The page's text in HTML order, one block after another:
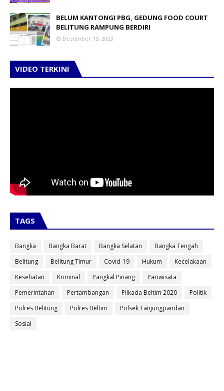
BELUM KANTONGI PBG, GEDUNG FOOD COURT
BELITUNG RAMPUNG BERDIRI
Desember 15, 2023
VIDEO TERKINI
TAGS
Bangka Bangka Barat Bangka Selatan
Bangka Tengah
Belitung
Belitung Timur Covid-19 Hukum
Kecelakaan
Kesehatan
Kriminal Pangkal Pinang
Pariwisata
Pemerintahan
Pertambangan Pilkada Beltim 2020
Politik
Polres Belitung
Polres Beltim
Polsek Tanjungpandan
Sosial